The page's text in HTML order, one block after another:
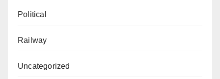
Political
Railway
Uncategorized